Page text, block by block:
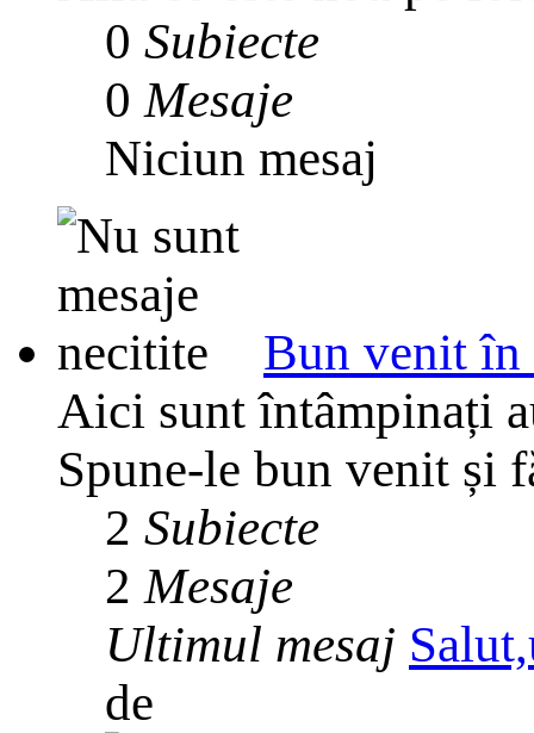
0 Subiecte
0Mesaje
Niciun mesaj
Bun venit în
Aici sunt întâmpinați
Spune-le bun venit și
2 Subiecte
2Mesaje
Ultimul mesaj
de